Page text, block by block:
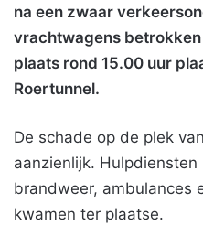
na een zwaar
vrachtwagens
plaats rond 15.00 uur
Roertunnel.
De schade op de plek
aanzienlijk.
brandweer, ambulances
kwamen ter plaatse.